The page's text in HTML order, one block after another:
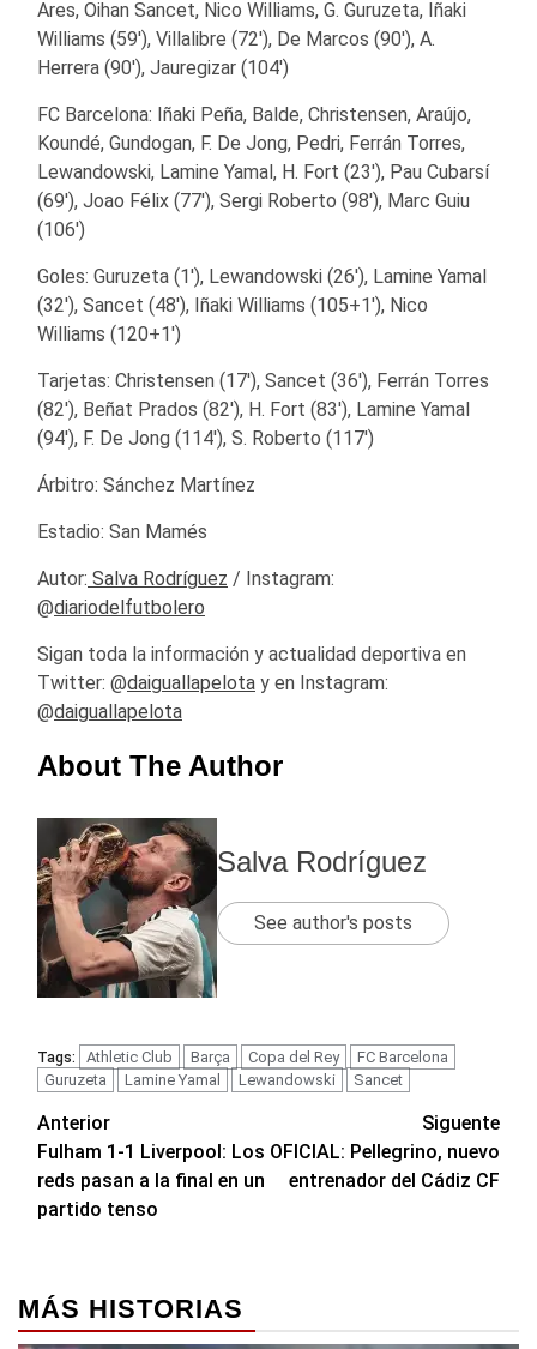
Ares, Oihan Sancet, Nico Williams, G. Guruzeta, Iñaki
Williams (59′), Villalibre (72′), De Marcos (90′), A.
Herrera (90′), Jauregizar (104′)
FC Barcelona: Iñaki Peña, Balde, Christensen, Araújo,
Koundé, Gundogan, F. De Jong, Pedri, Ferrán Torres,
Lewandowski, Lamine Yamal, H. Fort (23′), Pau Cubarsí
(69′), Joao Félix (77′), Sergi Roberto (98′), Marc Guiu
(106′)
Goles: Guruzeta (1′), Lewandowski (26′), Lamine Yamal
(32′), Sancet (48′), Iñaki Williams (105+1′), Nico
Williams (120+1′)
Tarjetas: Christensen (17′), Sancet (36′), Ferrán Torres
(82′), Beñat Prados (82′), H. Fort (83′), Lamine Yamal
(94′), F. De Jong (114′), S. Roberto (117′)
Árbitro: Sánchez Martínez
Estadio: San Mamés
Autor: Salva Rodríguez / Instagram:
@diariodelfutbolero
Sigan toda la información y actualidad deportiva en
Twitter: @daiguallapelota y en Instagram:
@daiguallapelota
About The Author
Salva Rodríguez
See author's posts
Tags: Athletic Club Barça Copa del Rey
FC Barcelona
Guruzeta
Lamine Yamal Lewandowski Sancet
Navegación
de
entradas
Anterior
Fulham 1-1 Liverpool: Los
reds pasan a la final en un
partido tenso
Siguente
OFICIAL: Pellegrino, nuevo
entrenador del Cádiz CF
MÁS HISTORIAS